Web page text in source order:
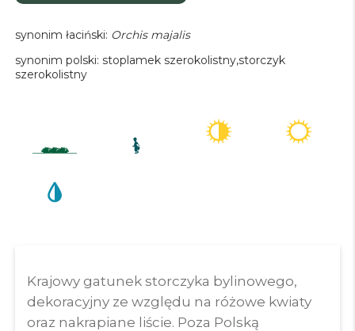
synonim łaciński: Orchis majalis
synonim polski: stoplamek szerokolistny,storczyk
szerokolistny
Krajowy gatunek storczyka bylinowego,
dekoracyjny ze względu na różowe kwiaty
oraz nakrapiane liście. Poza Polską